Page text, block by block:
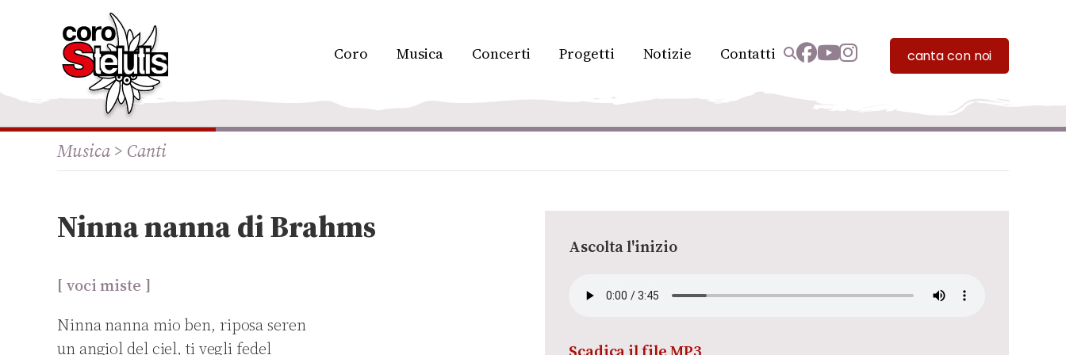
Coro Musica Concerti Progetti Notizie Contatti canta con noi
Musica > Canti
Ninna nanna di Brahms
[ voci miste ]
Ninna nanna mio ben, riposa seren
un angiol del ciel, ti vegli fedel
Ascolta l'inizio